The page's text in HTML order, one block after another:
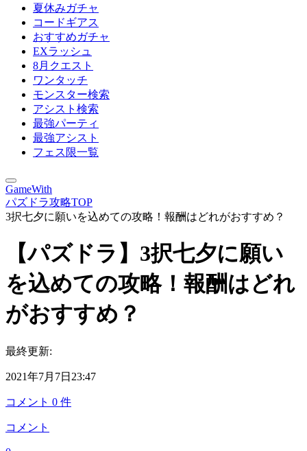
夏休みガチャ
コードギアス
おすすめガチャ
EXラッシュ
8月クエスト
ワンタッチ
モンスター検索
アシスト検索
最強パーティ
最強アシスト
フェス限一覧
GameWith
パズドラ攻略TOP
3択七夕に願いを込めての攻略！報酬はどれがおすすめ？
【パズドラ】3択七夕に願い
を込めての攻略！報酬はどれ
がおすすめ？
最終更新:
2021年7月7日23:47
コメント 0 件
コメント